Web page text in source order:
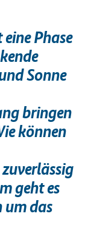
Phase
Sonne
bringen
können
geht es
um das